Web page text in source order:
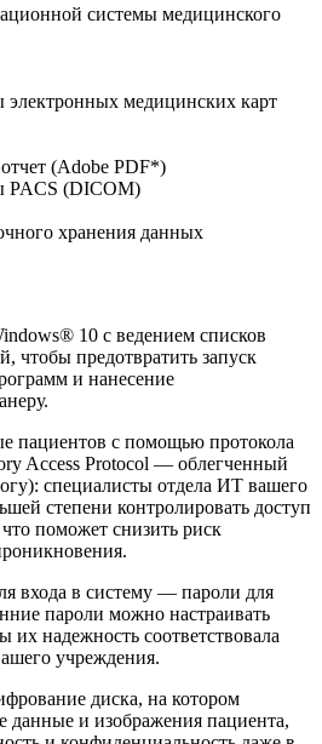
системы медицинского
электронных медицинских карт
(Adobe PDF*)
PACS (DICOM)
хранения данных
10 с ведением списков
чтобы предотвратить запуск
и нанесение
пациентов с помощью протокола
Access Protocol — облегченный
специалисты отдела ИТ вашего
степени контролировать доступ
поможет снизить риск
входа в систему — пароли для
пароли можно настраивать
надежность соответствовала
учреждения.
диска, на котором
данные и изображения пациента,